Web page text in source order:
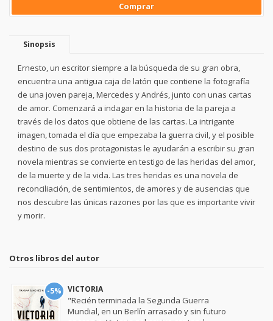
Comprar
Sinopsis
Ernesto, un escritor siempre a la búsqueda de su gran obra,
encuentra una antigua caja de latón que contiene la fotografía
de una joven pareja, Mercedes y Andrés, junto con unas cartas
de amor. Comenzará a indagar en la historia de la pareja a
través de los datos que obtiene de las cartas. La intrigante
imagen, tomada el día que empezaba la guerra civil, y el posible
destino de sus dos protagonistas le ayudarán a escribir su gran
novela mientras se convierte en testigo de las heridas del amor,
de la muerte y de la vida. Las tres heridas es una novela de
reconciliación, de sentimientos, de amores y de ausencias que
nos descubre las únicas razones por las que es importante vivir
y morir.
Otros libros del autor
-5% VICTORIA
"Recién terminada la Segunda Guerra
Mundial, en un Berlín arrasado y sin futuro